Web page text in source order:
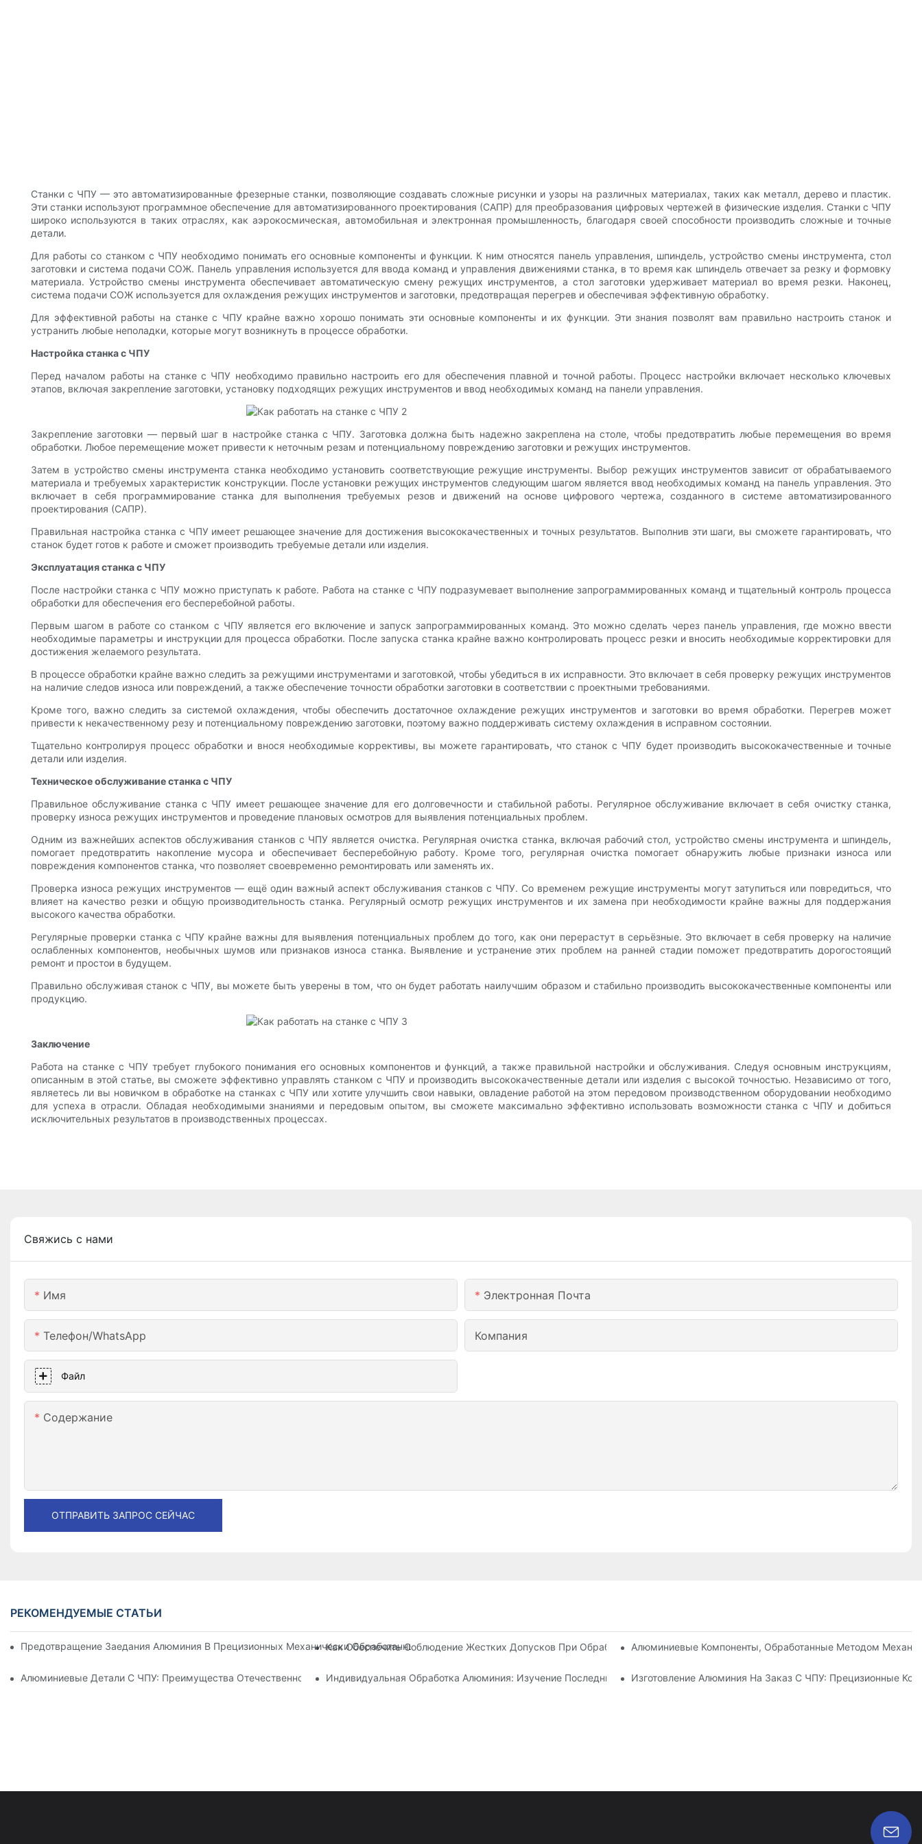
Станки с ЧПУ — это автоматизированные фрезерные станки, позволяющие создавать сложные рисунки и узоры на различных материалах, таких как металл, дерево и пластик.
Эти станки используют программное обеспечение для автоматизированного проектирования (САПР) для преобразования цифровых чертежей в физические изделия. Станки с ЧПУ
широко используются в таких отраслях, как аэрокосмическая, автомобильная и электронная промышленность, благодаря своей способности производить сложные и точные
детали.
Для работы со станком с ЧПУ необходимо понимать его основные компоненты и функции. К ним относятся панель управления, шпиндель, устройство смены инструмента, стол
заготовки и система подачи СОЖ. Панель управления используется для ввода команд и управления движениями станка, в то время как шпиндель отвечает за резку и формовку
материала. Устройство смены инструмента обеспечивает автоматическую смену режущих инструментов, а стол заготовки удерживает материал во время резки. Наконец,
система подачи СОЖ используется для охлаждения режущих инструментов и заготовки, предотвращая перегрев и обеспечивая эффективную обработку.
Для эффективной работы на станке с ЧПУ крайне важно хорошо понимать эти основные компоненты и их функции. Эти знания позволят вам правильно настроить станок и
устранить любые неполадки, которые могут возникнуть в процессе обработки.
Настройка станка с ЧПУ
Перед началом работы на станке с ЧПУ необходимо правильно настроить его для обеспечения плавной и точной работы. Процесс настройки включает несколько ключевых
этапов, включая закрепление заготовки, установку подходящих режущих инструментов и ввод необходимых команд на панели управления.
Закрепление заготовки — первый шаг в настройке станка с ЧПУ. Заготовка должна быть надежно закреплена на столе, чтобы предотвратить любые перемещения во время
обработки. Любое перемещение может привести к неточным резам и потенциальному повреждению заготовки и режущих инструментов.
Затем в устройство смены инструмента станка необходимо установить соответствующие режущие инструменты. Выбор режущих инструментов зависит от обрабатываемого
материала и требуемых характеристик конструкции. После установки режущих инструментов следующим шагом является ввод необходимых команд на панель управления. Это
включает в себя программирование станка для выполнения требуемых резов и движений на основе цифрового чертежа, созданного в системе автоматизированного
проектирования (САПР).
Правильная настройка станка с ЧПУ имеет решающее значение для достижения высококачественных и точных результатов. Выполнив эти шаги, вы сможете гарантировать, что
станок будет готов к работе и сможет производить требуемые детали или изделия.
Эксплуатация станка с ЧПУ
После настройки станка с ЧПУ можно приступать к работе. Работа на станке с ЧПУ подразумевает выполнение запрограммированных команд и тщательный контроль процесса
обработки для обеспечения его бесперебойной работы.
Первым шагом в работе со станком с ЧПУ является его включение и запуск запрограммированных команд. Это можно сделать через панель управления, где можно ввести
необходимые параметры и инструкции для процесса обработки. После запуска станка крайне важно контролировать процесс резки и вносить необходимые корректировки для
достижения желаемого результата.
В процессе обработки крайне важно следить за режущими инструментами и заготовкой, чтобы убедиться в их исправности. Это включает в себя проверку режущих инструментов
на наличие следов износа или повреждений, а также обеспечение точности обработки заготовки в соответствии с проектными требованиями.
Кроме того, важно следить за системой охлаждения, чтобы обеспечить достаточное охлаждение режущих инструментов и заготовки во время обработки. Перегрев может
привести к некачественному резу и потенциальному повреждению заготовки, поэтому важно поддерживать систему охлаждения в исправном состоянии.
Тщательно контролируя процесс обработки и внося необходимые коррективы, вы можете гарантировать, что станок с ЧПУ будет производить высококачественные и точные
детали или изделия.
Техническое обслуживание станка с ЧПУ
Правильное обслуживание станка с ЧПУ имеет решающее значение для его долговечности и стабильной работы. Регулярное обслуживание включает в себя очистку станка,
проверку износа режущих инструментов и проведение плановых осмотров для выявления потенциальных проблем.
Одним из важнейших аспектов обслуживания станков с ЧПУ является очистка. Регулярная очистка станка, включая рабочий стол, устройство смены инструмента и шпиндель,
помогает предотвратить накопление мусора и обеспечивает бесперебойную работу. Кроме того, регулярная очистка помогает обнаружить любые признаки износа или
повреждения компонентов станка, что позволяет своевременно ремонтировать или заменять их.
Проверка износа режущих инструментов — ещё один важный аспект обслуживания станков с ЧПУ. Со временем режущие инструменты могут затупиться или повредиться, что
влияет на качество резки и общую производительность станка. Регулярный осмотр режущих инструментов и их замена при необходимости крайне важны для поддержания
высокого качества обработки.
Регулярные проверки станка с ЧПУ крайне важны для выявления потенциальных проблем до того, как они перерастут в серьёзные. Это включает в себя проверку на наличие
ослабленных компонентов, необычных шумов или признаков износа станка. Выявление и устранение этих проблем на ранней стадии поможет предотвратить дорогостоящий
ремонт и простои в будущем.
Правильно обслуживая станок с ЧПУ, вы можете быть уверены в том, что он будет работать наилучшим образом и стабильно производить высококачественные компоненты или
продукцию.
Заключение
Работа на станке с ЧПУ требует глубокого понимания его основных компонентов и функций, а также правильной настройки и обслуживания. Следуя основным инструкциям,
описанным в этой статье, вы сможете эффективно управлять станком с ЧПУ и производить высококачественные детали или изделия с высокой точностью. Независимо от того,
являетесь ли вы новичком в обработке на станках с ЧПУ или хотите улучшить свои навыки, овладение работой на этом передовом производственном оборудовании необходимо
для успеха в отрасли. Обладая необходимыми знаниями и передовым опытом, вы сможете максимально эффективно использовать возможности станка с ЧПУ и добиться
исключительных результатов в производственных процессах.
Свяжись с нами
Имя Электронная Почта
Телефон/WhatsApp Компания
Файл
Содержание
ОТПРАВИТЬ ЗАПРОС СЕЙЧАС
РЕКОМЕНДУЕМЫЕ СТАТЬИ
Предотвращение Заедания Алюминия В Прецизионных Механически Обработанных Деталях: Решения В Области Проектирования, Оснастки И Нанесения Покрытий.
Как Обеспечить Соблюдение Жестких Допусков При Обработке Нержавеющей Стали (304 Против 316) На Станках С ЧПУ.
Алюминиевые Компоненты, Обработанные Методом
Алюминиевые Детали С ЧПУ: Преимущества Отечественного ПроизводстваИндивидуальная Обработка Алюминия: Изучение Последних Инноваций В ОтраслиИзготовление Алюминия На Заказ С ЧПУ: Прецизионные